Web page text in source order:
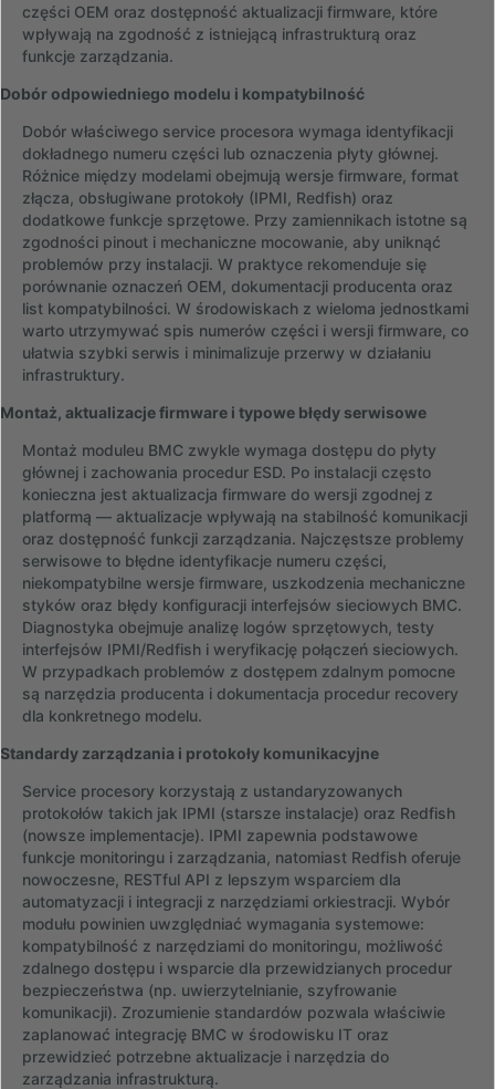
części OEM oraz dostępność aktualizacji firmware, które
wpływają na zgodność z istniejącą infrastrukturą oraz
funkcje zarządzania.
Dobór odpowiedniego modelu i kompatybilność
Dobór właściwego service procesora wymaga identyfikacji
dokładnego numeru części lub oznaczenia płyty głównej.
Różnice między modelami obejmują wersje firmware, format
złącza, obsługiwane protokoły (IPMI, Redfish) oraz
dodatkowe funkcje sprzętowe. Przy zamiennikach istotne są
zgodności pinout i mechaniczne mocowanie, aby uniknąć
problemów przy instalacji. W praktyce rekomenduje się
porównanie oznaczeń OEM, dokumentacji producenta oraz
list kompatybilności. W środowiskach z wieloma jednostkami
warto utrzymywać spis numerów części i wersji firmware, co
ułatwia szybki serwis i minimalizuje przerwy w działaniu
infrastruktury.
Montaż, aktualizacje firmware i typowe błędy serwisowe
Montaż moduleu BMC zwykle wymaga dostępu do płyty
głównej i zachowania procedur ESD. Po instalacji często
konieczna jest aktualizacja firmware do wersji zgodnej z
platformą — aktualizacje wpływają na stabilność komunikacji
oraz dostępność funkcji zarządzania. Najczęstsze problemy
serwisowe to błędne identyfikacje numeru części,
niekompatybilne wersje firmware, uszkodzenia mechaniczne
styków oraz błędy konfiguracji interfejsów sieciowych BMC.
Diagnostyka obejmuje analizę logów sprzętowych, testy
interfejsów IPMI/Redfish i weryfikację połączeń sieciowych.
W przypadkach problemów z dostępem zdalnym pomocne
są narzędzia producenta i dokumentacja procedur recovery
dla konkretnego modelu.
Standardy zarządzania i protokoły komunikacyjne
Service procesory korzystają z ustandaryzowanych
protokołów takich jak IPMI (starsze instalacje) oraz Redfish
(nowsze implementacje). IPMI zapewnia podstawowe
funkcje monitoringu i zarządzania, natomiast Redfish oferuje
nowoczesne, RESTful API z lepszym wsparciem dla
automatyzacji i integracji z narzędziami orkiestracji. Wybór
modułu powinien uwzględniać wymagania systemowe:
kompatybilność z narzędziami do monitoringu, możliwość
zdalnego dostępu i wsparcie dla przewidzianych procedur
bezpieczeństwa (np. uwierzytelnianie, szyfrowanie
komunikacji). Zrozumienie standardów pozwala właściwie
zaplanować integrację BMC w środowisku IT oraz
przewidzieć potrzebne aktualizacje i narzędzia do
zarządzania infrastrukturą.